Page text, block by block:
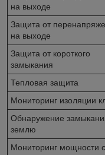
на выходе
Защита от
на выходе
Защита от короткого
замыкания
Тепловая защита
Мониторинг изоляции
Обнаружение
землю
Мониторинг мощности